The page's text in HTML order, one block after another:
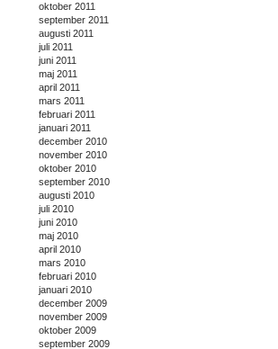
oktober 2011
september 2011
augusti 2011
juli 2011
juni 2011
maj 2011
april 2011
mars 2011
februari 2011
januari 2011
december 2010
november 2010
oktober 2010
september 2010
augusti 2010
juli 2010
juni 2010
maj 2010
april 2010
mars 2010
februari 2010
januari 2010
december 2009
november 2009
oktober 2009
september 2009